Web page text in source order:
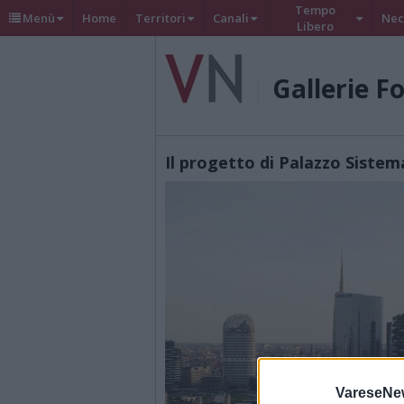
Menù Home Territori Canali
Tempo
Libero
Gallerie
Il progetto di Palazzo